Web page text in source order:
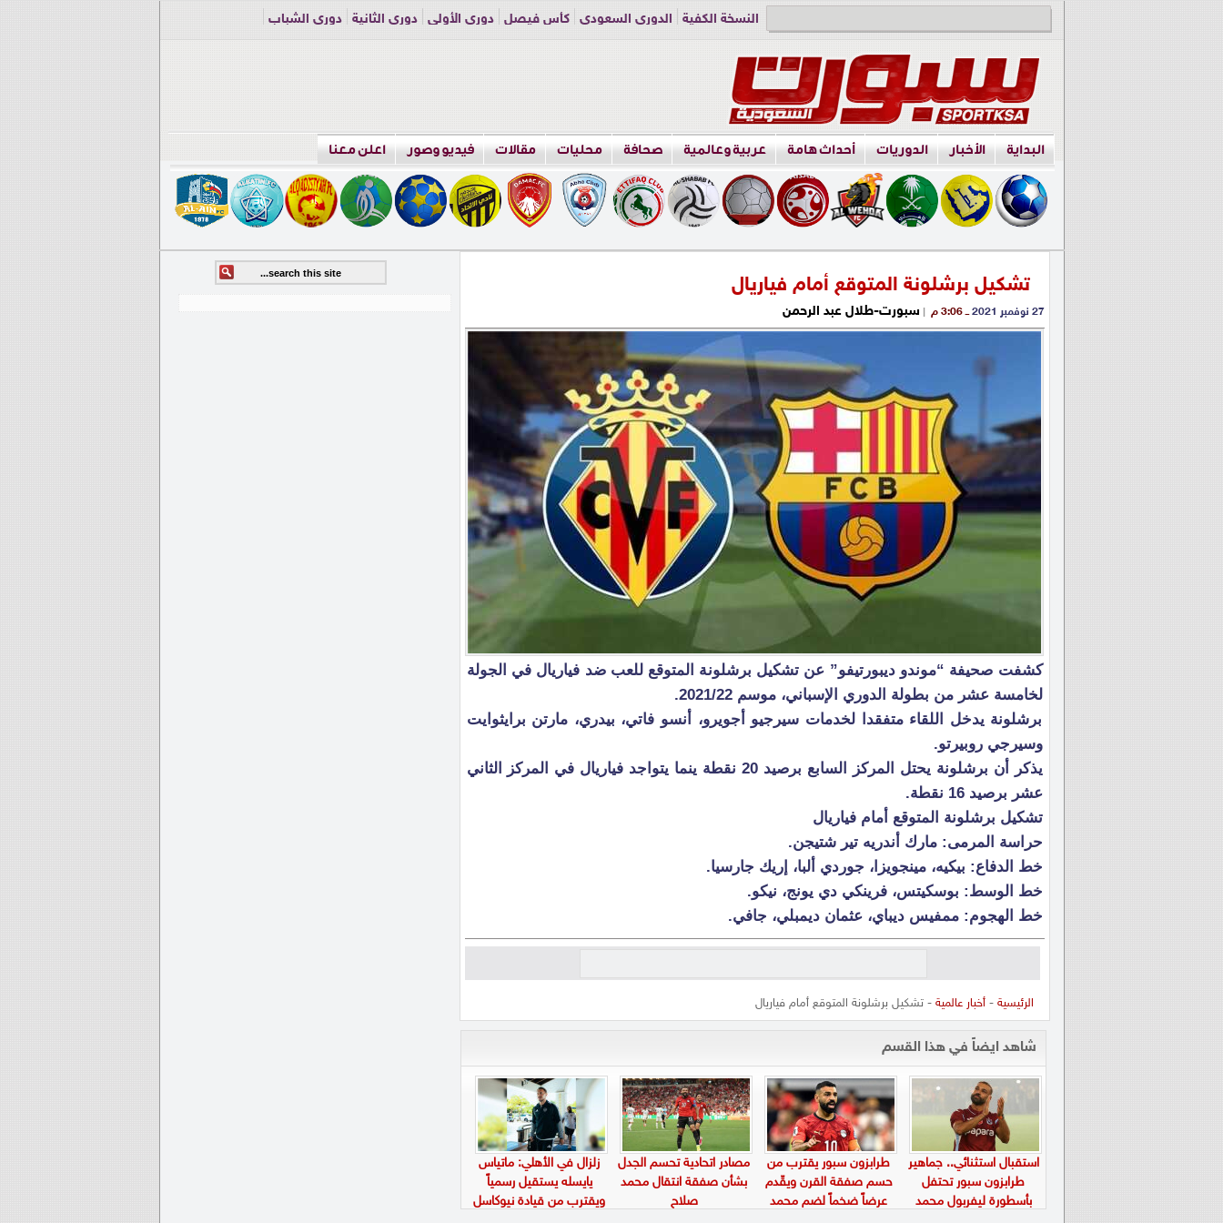
النسخة الكفية الدوري السعودي كأس فيصل دوري الأولى دوري الثانية
دوري الشباب
البداية الأخبار الدوريات أحداث هامة عربية وعالمية صحافة محليات مقالات فيديو وصور اعلن معنا
تشكيل برشلونة المتوقع أمام فياريال
27 نوفمبر 2021 ــ 3:06 م | سبورت-طلال عبد الرحمن
كشفت صحيفة “موندو ديبورتيفو” عن تشكيل برشلونة المتوقع للعب ضد فياريال في الجولة
لخامسة عشر من بطولة الدوري الإسباني، موسم 2021/22.
برشلونة يدخل اللقاء متفقدا لخدمات سيرجيو أجويرو، أنسو فاتي، بيدري، مارتن برايثوايت
وسيرجي روبيرتو.
يذكر أن برشلونة يحتل المركز السابع برصيد 20 نقطة ينما يتواجد فياريال في المركز الثاني
عشر برصيد 16 نقطة.
تشكيل برشلونة المتوقع أمام فياريال
حراسة المرمى: مارك أندريه تير شتيجن.
خط الدفاع: بيكيه، مينجويزا، جوردي ألبا، إريك جارسيا.
خط الوسط: بوسكيتس، فرينكي دي يونج، نيكو.
خط الهجوم: ممفيس ديباي، عثمان ديمبلي، جافي.
الرئيسية -أخبار عالمية - تشكيل برشلونة المتوقع أمام فياريال
شاهد ايضاً في هذا القسم
استقبال استثنائي.. جماهير
طرابزون سبور تحتفل
بأسطورة ليفربول محمد
طرابزون سبور يقترب من
حسم صفقة القرن ويقّدم
عرضاً ضخماً لضم محمد
مصادر اتحادية تحسم الجدل
بشأن صفقة انتقال محمد
صلاح
زلزال في الأهلي: ماتياس
يايسله يستقيل رسمياً
ويقترب من قيادة نيوكاسل